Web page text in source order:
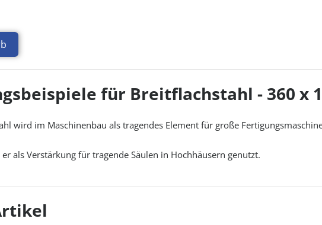
für Breitflachstahl - 360 x
wird im Maschinenbau als tragendes Element für große
als Verstärkung für tragende Säulen in Hochhäusern genutzt.